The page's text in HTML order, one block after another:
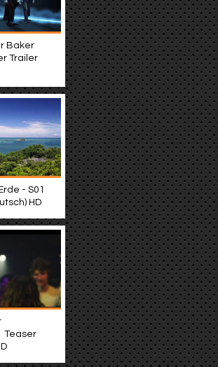
Baker
Trailer
- S01
HD
Teaser